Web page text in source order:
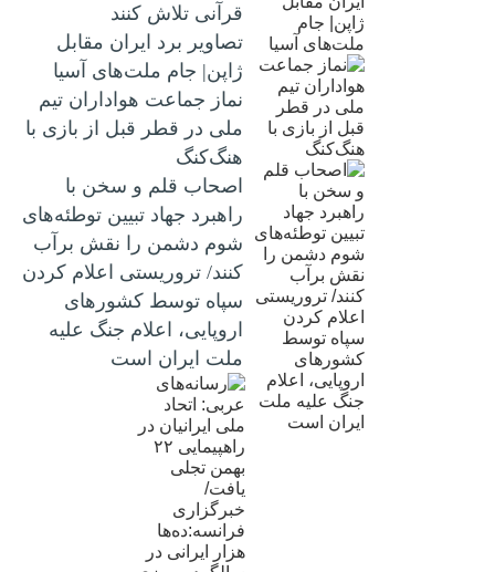
قرآنی تلاش کنند
تصاویر برد ایران مقابل
ژاپن| جام ملت‌های آسیا
نماز جماعت هواداران تیم
ملی در قطر قبل از بازی با
هنگ‌کنگ
اصحاب قلم و سخن با
راهبرد جهاد تبیین توطئه‌های
شوم دشمن را نقش برآب
کنند/ تروریستی اعلام کردن
سپاه توسط کشورهای
اروپایی، اعلام جنگ علیه
ملت ایران است